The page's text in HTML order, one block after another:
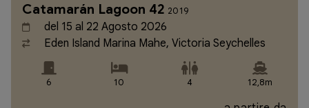
Catamarán Lagoon 42 2019
del 15 al 22 Agosto 2026
Eden Island Marina Mahe, Victoria Seychelles
6 10 4 12,8m